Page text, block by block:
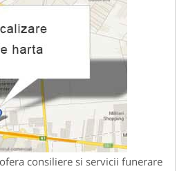
consiliere si servicii funerare